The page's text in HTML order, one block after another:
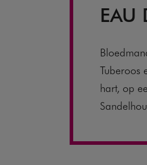
EAU
Tuberoos
hart, op